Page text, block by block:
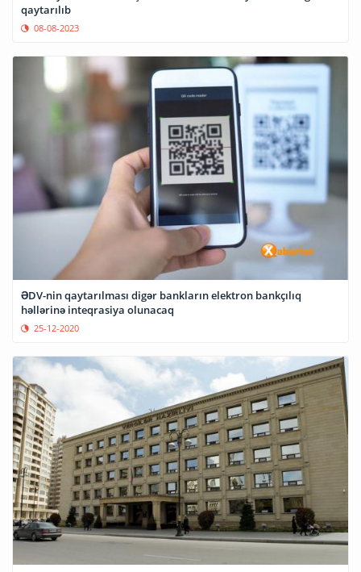
qaytarılıb
08-08-2023
ƏDV-nin qaytarılması digər bankların elektron bankçılıq
həllərinə inteqrasiya olunacaq
25-12-2020